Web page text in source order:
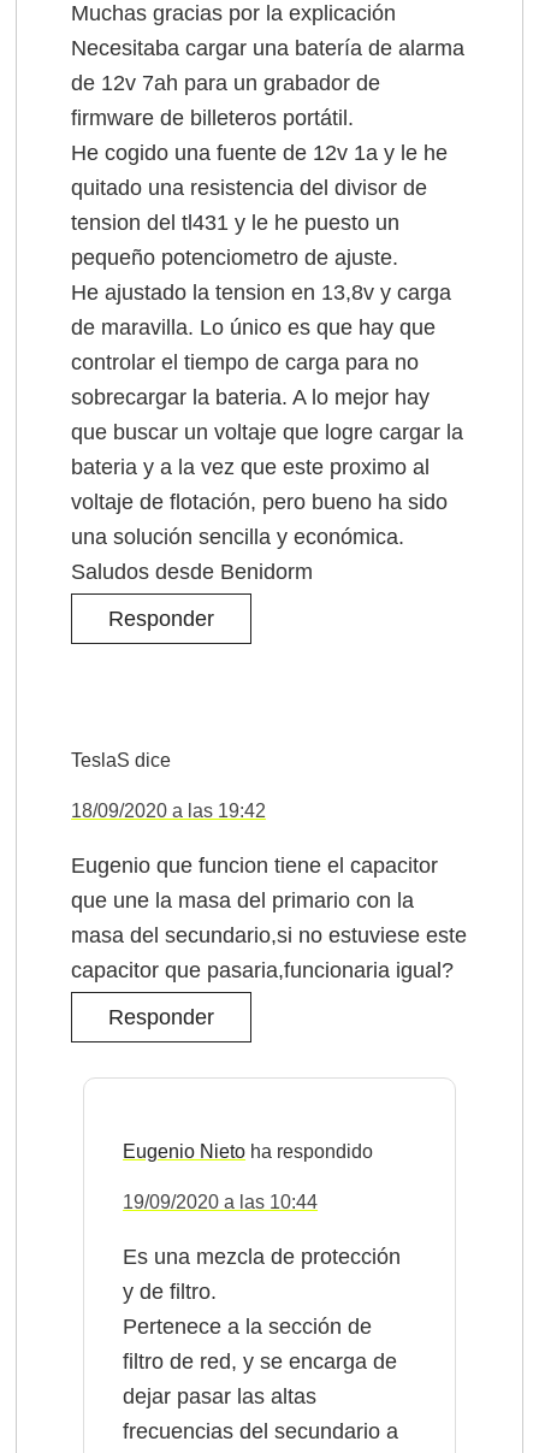
Muchas gracias por la explicación
Necesitaba cargar una batería de alarma
de 12v 7ah para un grabador de
firmware de billeteros portátil.
He cogido una fuente de 12v 1a y le he
quitado una resistencia del divisor de
tension del tl431 y le he puesto un
pequeño potenciometro de ajuste.
He ajustado la tension en 13,8v y carga
de maravilla. Lo único es que hay que
controlar el tiempo de carga para no
sobrecargar la bateria. A lo mejor hay
que buscar un voltaje que logre cargar la
bateria y a la vez que este proximo al
voltaje de flotación, pero bueno ha sido
una solución sencilla y económica.
Saludos desde Benidorm
Responder
TeslaS dice
18/09/2020 a las 19:42
Eugenio que funcion tiene el capacitor
que une la masa del primario con la
masa del secundario,si no estuviese este
capacitor que pasaria,funcionaria igual?
Responder
Eugenio Nieto
19/09/2020 a las 10:44
Es una mezcla de protección
y de filtro.
Pertenece a la sección de
filtro de red, y se encarga de
dejar pasar las altas
frecuencias del secundario a